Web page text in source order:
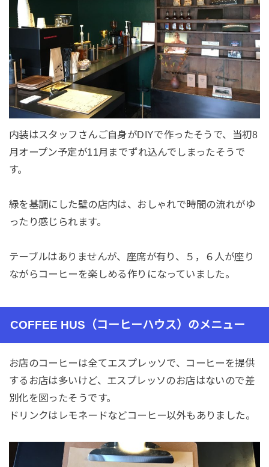
内装はスタッフさんご自身がDIYで作ったそうで、当初8
月オープン予定が11月までずれ込んでしまったそうで
す。
緑を基調にした壁の店内は、おしゃれで時間の流れがゆ
ったり感じられます。
テーブルはありませんが、座席が有り、５，６人が座り
ながらコーヒーを楽しめる作りになっていました。
COFFEE HUS（コーヒーハウス）のメニュー
お店のコーヒーは全てエスプレッソで、コーヒーを提供
するお店は多いけど、エスプレッソのお店はないので差
別化を図ったそうです。
ドリンクはレモネードなどコーヒー以外もありました。